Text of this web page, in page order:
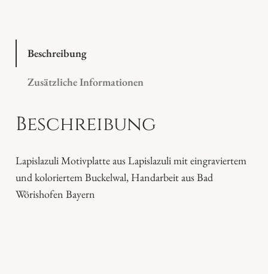
e
w
a
f
a
Beschreibung
Zusätzliche Informationen
Beschreibung
Lapislazuli Motivplatte aus Lapislazuli mit eingraviertem
und koloriertem Buckelwal, Handarbeit aus Bad
Wörishofen Bayern